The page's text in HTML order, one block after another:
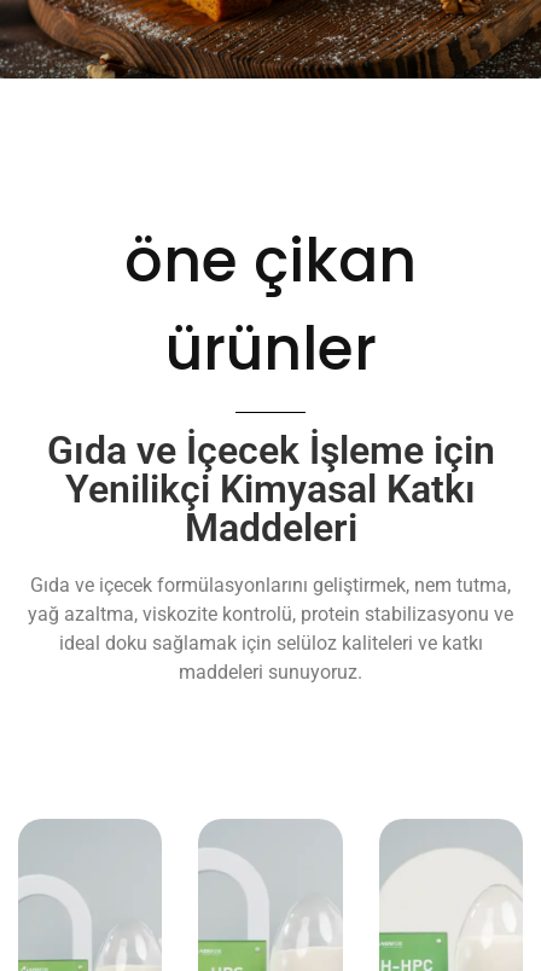
öne çikan
ürünler
Gıda ve İçecek İşleme için
Yenilikçi Kimyasal Katkı
Maddeleri
Gıda ve içecek formülasyonlarını geliştirmek, nem tutma,
yağ azaltma, viskozite kontrolü, protein stabilizasyonu ve
ideal doku sağlamak için selüloz kaliteleri ve katkı
maddeleri sunuyoruz.